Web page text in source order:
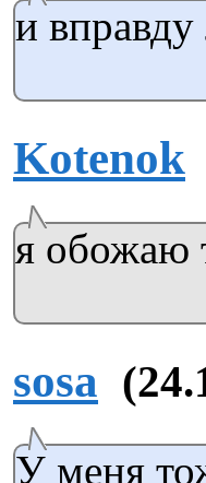
и вправду
Kotenok
я обожаю
sosa
У меня